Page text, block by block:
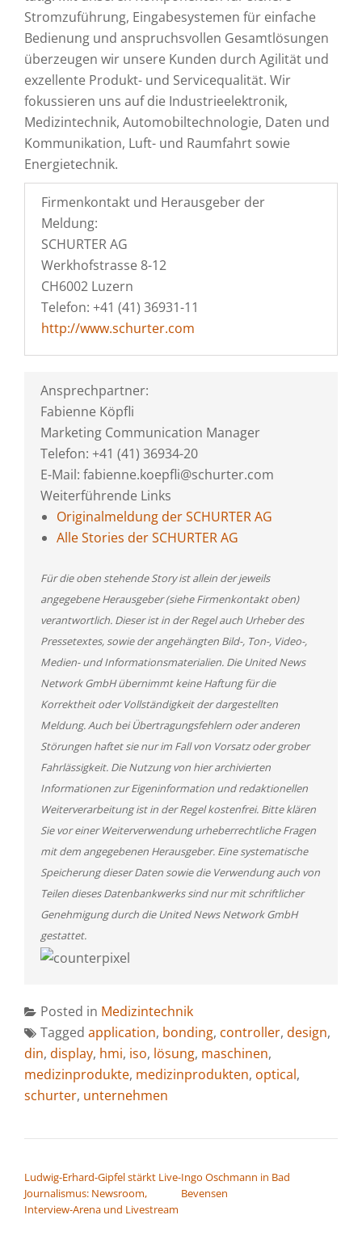
Stromzuführung, Eingabesystemen für einfache
Bedienung und anspruchsvollen Gesamtlösungen
überzeugen wir unsere Kunden durch Agilität und
exzellente Produkt- und Servicequalität. Wir
fokussieren uns auf die Industrieelektronik,
Medizintechnik, Automobiltechnologie, Daten und
Kommunikation, Luft- und Raumfahrt sowie
Energietechnik.
Firmenkontakt und Herausgeber der
Meldung:
SCHURTER AG
Werkhofstrasse 8-12
CH6002 Luzern
Telefon: +41 (41) 36931-11
http://www.schurter.com
Ansprechpartner:
Fabienne Köpfli
Marketing Communication Manager
Telefon: +41 (41) 36934-20
E-Mail: fabienne.koepfli@schurter.com
Weiterführende Links
Originalmeldung der SCHURTER AG
Alle Stories der SCHURTER AG
Für die oben stehende Story ist allein der jeweils
angegebene Herausgeber (siehe Firmenkontakt oben)
verantwortlich. Dieser ist in der Regel auch Urheber des
Pressetextes, sowie der angehängten Bild-, Ton-, Video-,
Medien- und Informationsmaterialien. Die United News
Network GmbH übernimmt keine Haftung für die
Korrektheit oder Vollständigkeit der dargestellten
Meldung. Auch bei Übertragungsfehlern oder anderen
Störungen haftet sie nur im Fall von Vorsatz oder grober
Fahrlässigkeit. Die Nutzung von hier archivierten
Informationen zur Eigeninformation und redaktionellen
Weiterverarbeitung ist in der Regel kostenfrei. Bitte klären
Sie vor einer Weiterverwendung urheberrechtliche Fragen
mit dem angegebenen Herausgeber. Eine systematische
Speicherung dieser Daten sowie die Verwendung auch von
Teilen dieses Datenbankwerks sind nur mit schriftlicher
Genehmigung durch die United News Network GmbH
gestattet.
Posted in Medizintechnik
Tagged application, bonding, controller, design,
din, display, hmi, iso, lösung, maschinen,
medizinprodukte, medizinprodukten, optical,
schurter, unternehmen
Ludwig-Erhard-Gipfel stärkt Live-
Journalismus: Newsroom,
Interview-Arena und Livestream
Ingo Oschmann in Bad
Bevensen